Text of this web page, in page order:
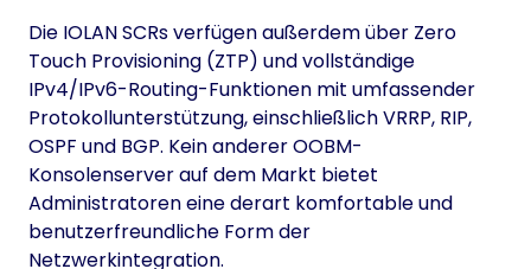
Die IOLAN SCRs verfügen außerdem über Zero
Touch Provisioning (ZTP) und vollständige
IPv4/IPv6-Routing-Funktionen mit umfassender
Protokollunterstützung, einschließlich VRRP, RIP,
OSPF und BGP. Kein anderer OOBM-
Konsolenserver auf dem Markt bietet
Administratoren eine derart komfortable und
benutzerfreundliche Form der
Netzwerkintegration.